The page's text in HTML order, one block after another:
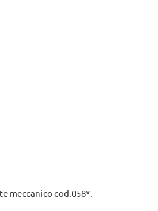
meccanico cod.058*.